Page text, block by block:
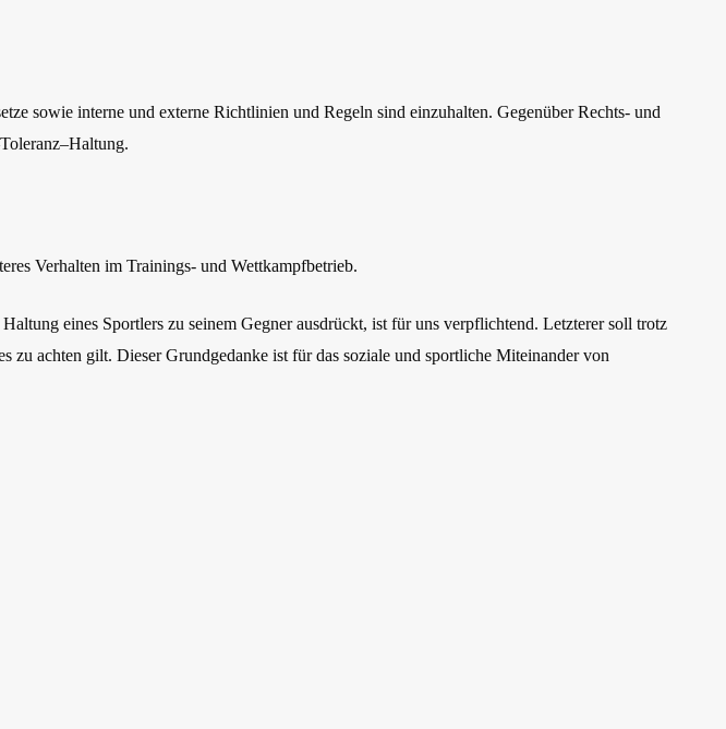
sowie interne und externe Richtlinien und Regeln sind einzuhalten. Gegenüber Rechts- und
Toleranz–Haltung.
Verhalten im Trainings- und Wettkampfbetrieb.
eines Sportlers zu seinem Gegner ausdrückt, ist für uns verpflichtend. Letzterer soll trotz
zu achten gilt. Dieser Grundgedanke ist für das soziale und sportliche Miteinander von